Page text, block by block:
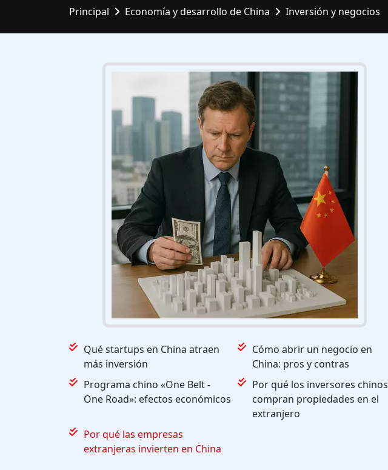
Principal Economía y desarrollo de China Inversión y negocios
Qué startups en China atraen
más inversión
Cómo abrir un negocio en
China: pros y contras
Programa chino «One Belt -
One Road»: efectos económicos
Por qué los inversores chinos
compran propiedades en el
extranjero
Por qué las empresas
extranjeras invierten en China